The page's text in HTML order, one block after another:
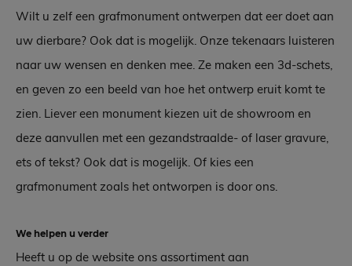
Wilt u zelf een grafmonument ontwerpen dat eer doet aan
uw dierbare? Ook dat is mogelijk. Onze tekenaars luisteren
naar uw wensen en denken mee. Ze maken een 3d-schets,
en geven zo een beeld van hoe het ontwerp eruit komt te
zien. Liever een monument kiezen uit de showroom en
deze aanvullen met een gezandstraalde- of laser gravure,
ets of tekst? Ook dat is mogelijk. Of kies een
grafmonument zoals het ontworpen is door ons.
We helpen u verder
Heeft u op de website ons assortiment aan